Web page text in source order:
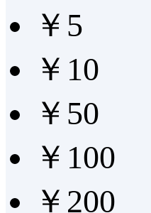
￥5
￥10
￥50
￥100
￥200